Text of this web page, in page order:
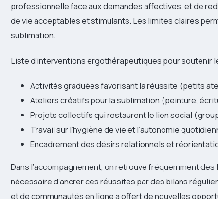
professionnelle face aux demandes affectives, et de
de vie acceptables et stimulants. Les limites claires
sublimation.
Liste d’interventions ergothérapeutiques pour soutenir
Activités graduées favorisant la réussite (petits
Ateliers créatifs pour la sublimation (peinture,
Projets collectifs qui restaurent le lien social
Travail sur l’hygiène de vie et l’autonomie
Encadrement des désirs relationnels et
Dans l’accompagnement, on retrouve fréquemment
nécessaire d’ancrer ces réussites par des bilans
et de communautés en ligne a offert de nouvelles